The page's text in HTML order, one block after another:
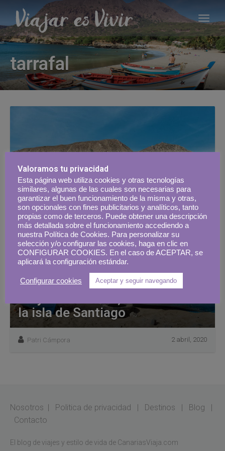
tarrafal
la isla de Santiago
Patri Cámpora 2 abril, 2020
Nosotros Politica de privacidad Destinos Blog
Contacto
El blog de viajes y estilo de vida de CanariasViaja.com
Valoramos tu privacidad
Esta página web utiliza cookies y otras tecnologías
similares, algunas de las cuales son necesarias para
garantizar el buen funcionamiento de la misma y otras,
son opcionales con fines publicitarios y analíticos, tanto
propias como de terceros. Puede obtener una descripción
más detallada sobre el funcionamiento accediendo a
nuestra Política de Cookies. Para personalizar su
selección y/o configurar las cookies, haga en clic en
CONFIGURAR COOKIES. En el caso de ACEPTAR, se
aplicará la configuración estándar.
Configurar cookies Aceptar y seguir navegando